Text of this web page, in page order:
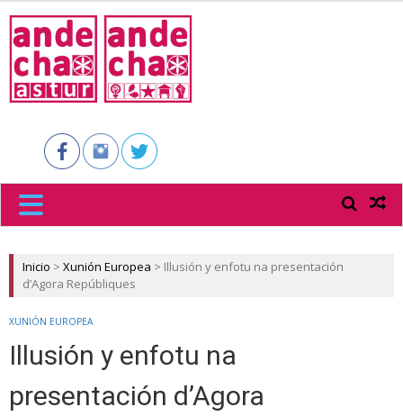
ASTUR
Inicio > Xunión Europea > Illusión y enfotu na presentación
d’Agora Repúbliques
XUNIÓN EUROPEA
Illusión y enfotu na
presentación d’Agora